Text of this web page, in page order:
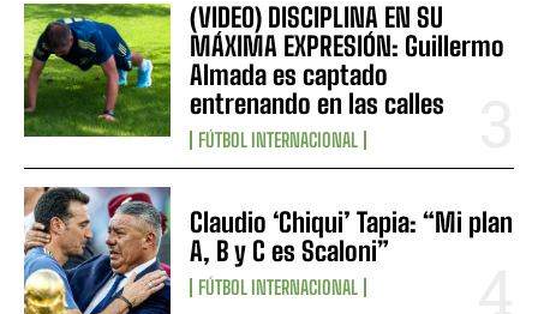
(VIDEO) DISCIPLINA EN SU
MÁXIMA EXPRESIÓN: Guillermo
Almada es captado
entrenando en las calles
FÚTBOL INTERNACIONAL
Claudio ‘Chiqui’ Tapia: “Mi plan
A, B y C es Scaloni”
FÚTBOL INTERNACIONAL